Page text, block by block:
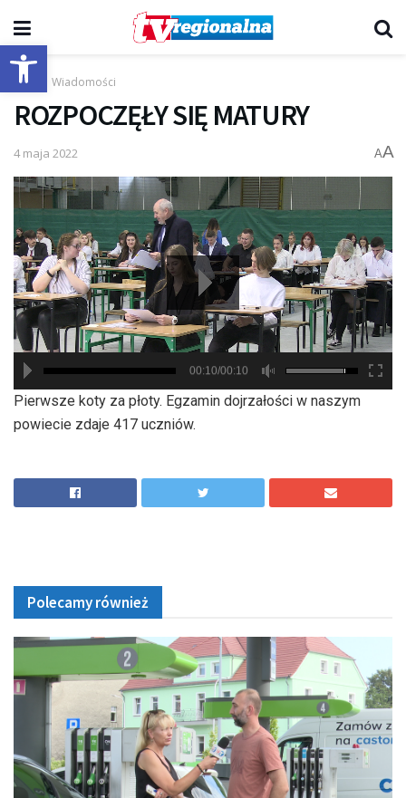
Otwórz pasek narzędzi
Start Wiadomości
ROZPOCZĘŁY SIĘ MATURY
4 maja 2022 AA
hd2880
hd2160
hd2160
hd1440
highres
hd1080
hd720
large
medium
small
tiny
00:10/00:10
Pierwsze koty za płoty. Egzamin dojrzałości w naszym
powiecie zdaje 417 uczniów.
Polecamy również